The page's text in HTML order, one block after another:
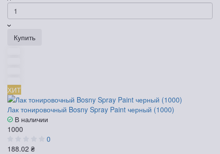
Купить
ХИТ
Лак тонировочный Bosny Spray Paint черный (1000)
В наличии
1000
0
188.02 ₴